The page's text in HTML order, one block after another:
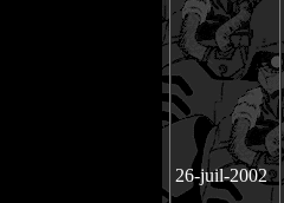
26-juil-2002